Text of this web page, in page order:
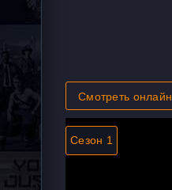
Смотреть онлайн
Сезон 1